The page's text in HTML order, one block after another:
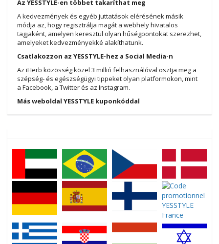
Az YESSTYLE-en többet takaríthat meg
A kedvezmények és egyéb juttatások elérésének másik
módja az, hogy regisztrálja magát a webhely hivatalos
tagjaként, amelyen keresztül olyan hűségpontokat szerezhet,
amelyeket kedvezményekké alakíthatunk.
Csatlakozzon az YESSTYLE-hez a Social Media-n
Az iHerb közösség közel 3 millió felhasználóval osztja meg a
szépség- és egészségügyi tippeket olyan platformokon, mint
a Facebook, a Twitter és az Instagram.
Más weboldal YESSTYLE kuponkóddal